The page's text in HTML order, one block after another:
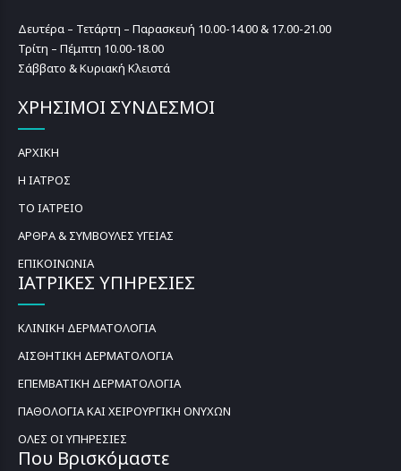
Δευτέρα – Τετάρτη – Παρασκευή 10.00-14.00 & 17.00-21.00
Τρίτη – Πέμπτη 10.00-18.00
Σάββατο & Κυριακή Κλειστά
ΧΡΗΣΙΜΟΙ ΣΥΝΔΕΣΜΟΙ
ΑΡΧΙΚΗ
Η ΙΑΤΡΟΣ
ΤΟ ΙΑΤΡΕΙΟ
ΑΡΘΡΑ & ΣΥΜΒΟΥΛΕΣ ΥΓΕΙΑΣ
ΕΠΙΚΟΙΝΩΝΙΑ
ΙΑΤΡΙΚΕΣ ΥΠΗΡΕΣΙΕΣ
ΚΛΙΝΙΚΗ ΔΕΡΜΑΤΟΛΟΓΙΑ
ΑΙΣΘΗΤΙΚΗ ΔΕΡΜΑΤΟΛΟΓΙΑ
ΕΠΕΜΒΑΤΙΚΗ ΔΕΡΜΑΤΟΛΟΓΙΑ
ΠΑΘΟΛΟΓΙΑ ΚΑΙ ΧΕΙΡΟΥΡΓΙΚΗ ΟΝΥΧΩΝ
ΟΛΕΣ ΟΙ ΥΠΗΡΕΣΙΕΣ
Που Βρισκόμαστε